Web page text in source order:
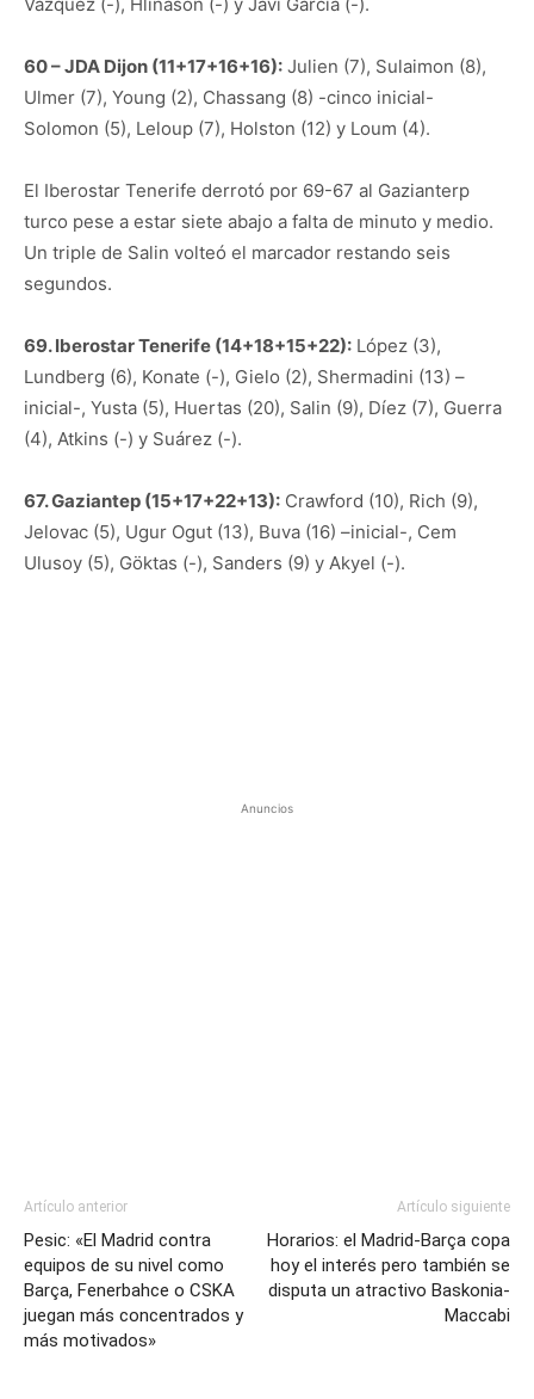
60 – JDA Dijon (11+17+16+16): Julien (7), Sulaimon (8),
Ulmer (7), Young (2), Chassang (8) -cinco inicial-
Solomon (5), Leloup (7), Holston (12) y Loum (4).
El Iberostar Tenerife derrotó por 69-67 al Gazianterp
turco pese a estar siete abajo a falta de minuto y medio.
Un triple de Salin volteó el marcador restando seis
segundos.
69. Iberostar Tenerife (14+18+15+22): López (3),
Lundberg (6), Konate (-), Gielo (2), Shermadini (13) –
inicial-, Yusta (5), Huertas (20), Salin (9), Díez (7), Guerra
(4), Atkins (-) y Suárez (-).
67. Gaziantep (15+17+22+13): Crawford (10), Rich (9),
Jelovac (5), Ugur Ogut (13), Buva (16) –inicial-, Cem
Ulusoy (5), Göktas (-), Sanders (9) y Akyel (-).
Anuncios
Artículo anterior
Pesic: «El Madrid contra
equipos de su nivel como
Barça, Fenerbahce o CSKA
juegan más concentrados y
más motivados»
Artículo siguiente
Horarios: el Madrid-Barça copa
hoy el interés pero también se
disputa un atractivo Baskonia-
Maccabi